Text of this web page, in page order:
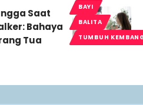
BAYI
BALITA
TUMBUH
Saat
Bahaya
Tua